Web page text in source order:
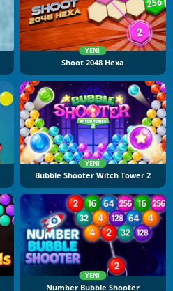
YENI
Shoot 2048 Hexa
YENI
Bubble Shooter Witch Tower 2
YENI
Number Bubble Shooter